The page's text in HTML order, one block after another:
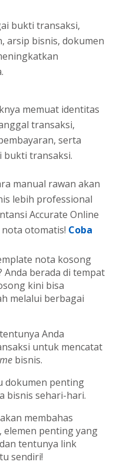
bukti transaksi,
arsip bisnis, dokumen
memuat identitas
transaksi,
serta
bukti transaksi.
manual rawan akan
lebih professional
Accurate Online
otomatis! Coba
nota kosong
berada di tempat
kini bisa
melalui berbagai
Anda
untuk mencatat
bisnis.
dokumen penting
bisnis sehari-hari.
membahas
penting yang
tentunya link
sendiri!